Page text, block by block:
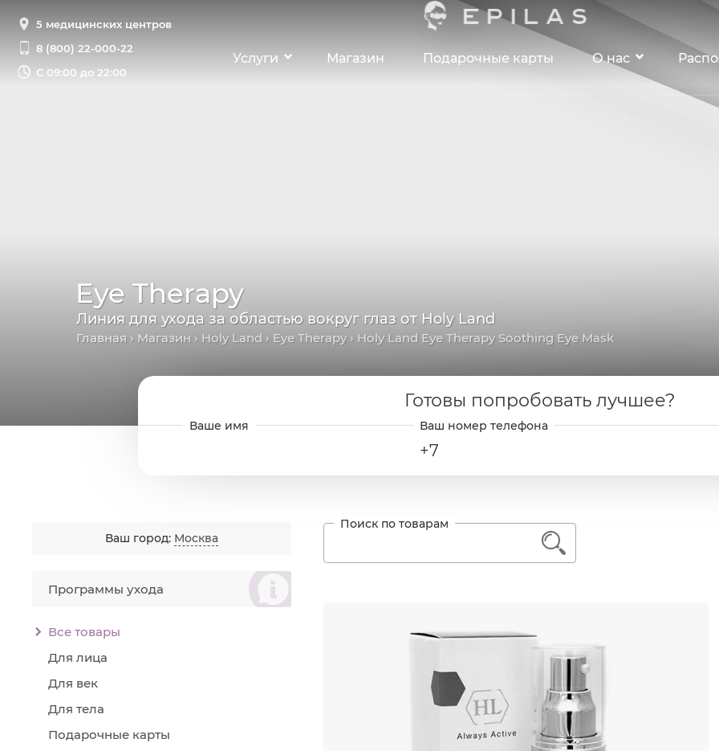
5 медицинских центров
8 (800) 22-000-22
С 09:00 до 22:00
Услуги Магазин Подарочные карты О нас
Eye Therapy
Линия для ухода за областью вокруг глаз от Holy Land
Главная › Магазин › Holy Land › Eye Therapy› Holy Land Eye Therapy Soothing Eye Mask
Готовы попробовать лучшее?
+7
Ваш город: Москва
စ
Программы ухода
Все товары
Для лица
Для век
Для тела
Подарочные карты
Увлажняет, питает и восстанавливает кожу вокруг глаз
Осветляет гиперпигментации, темные круги под
Подтягивает веки, разглаживает морщинки
Повышает эластичность кожи, тонизирует и освежает
Серия эффективна для ухода за кожей век после
Активные ингредиенты линии
1